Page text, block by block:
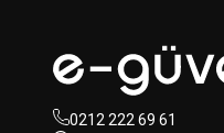
0212 222 69 61